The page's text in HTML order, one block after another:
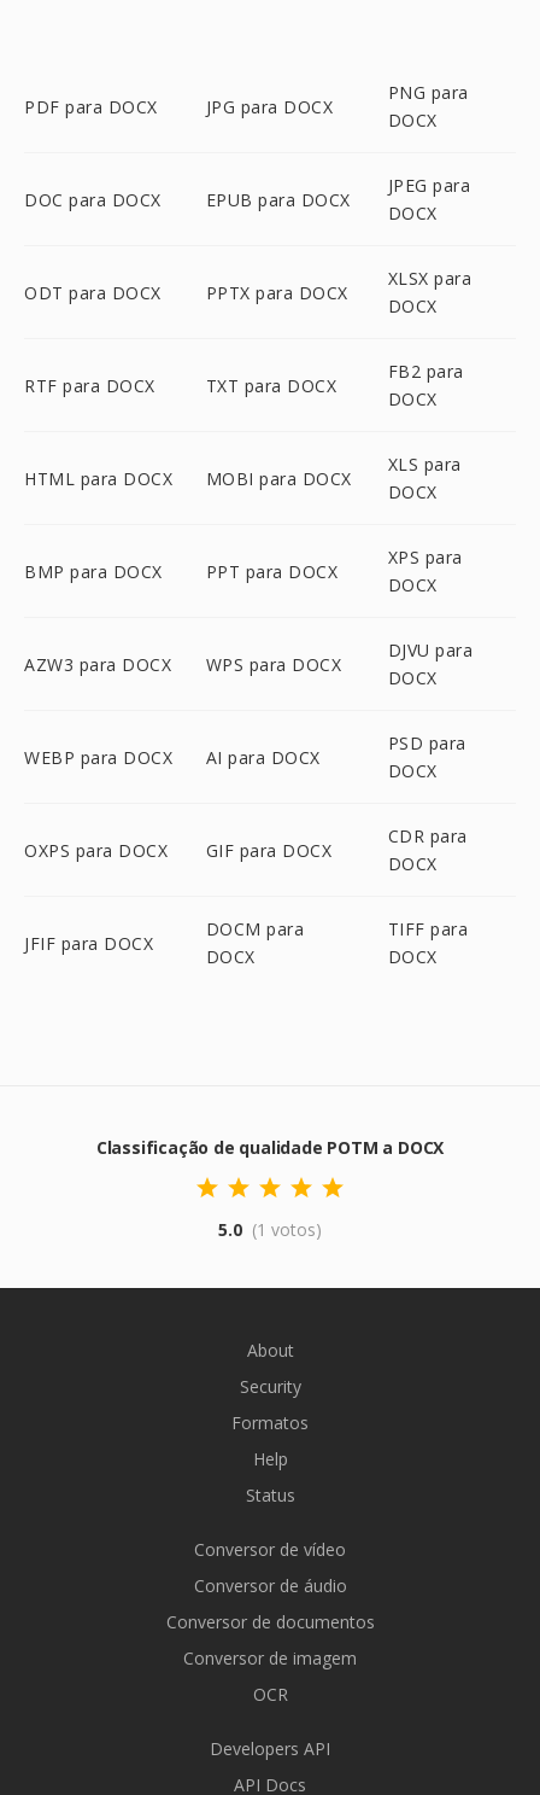
PDF para DOCX JPG para DOCX
PNG para
DOCX
DOC para DOCX EPUB para DOCX
JPEG para
DOCX
ODT para DOCX PPTX para DOCX
XLSX para
DOCX
RTF para DOCX TXT para DOCX
FB2 para
DOCX
HTML para DOCX MOBI para DOCX
XLS para
DOCX
BMP para DOCX PPT para DOCX
XPS para
DOCX
AZW3 para DOCX WPS para DOCX
DJVU para
DOCX
WEBP para DOCX AI para DOCX
PSD para
DOCX
OXPS para DOCX GIF para DOCX
CDR para
DOCX
JFIF para DOCX
DOCM para
DOCX
TIFF para
DOCX
Classificação de qualidade POTM a DOCX
5.0 (1 votos)
About
Security
Formatos
Help
Status
Conversor de vídeo
Conversor de áudio
Conversor de documentos
Conversor de imagem
OCR
Developers API
API Docs